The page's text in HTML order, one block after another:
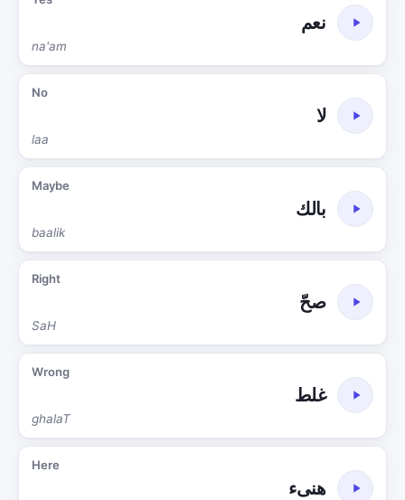
نعم
na'am
No
لا
laa
Maybe
بالك
baalik
Right
صحّ
SaH
Wrong
غلط
ghalaT
Here
هنىء